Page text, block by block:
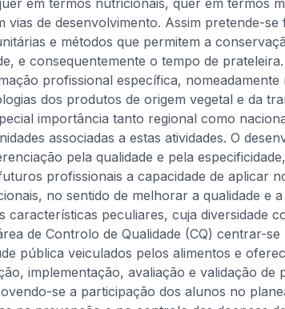
em termos nutricionais, quer em termos
vias de desenvolvimento. Assim pretende-
e métodos que permitem a
e consequentemente o tempo de
profissional específica, nomeadamente
dos produtos de origem vegetal e da
importância tanto regional como
associadas a estas atividades. O
pela qualidade e pela
profissionais a capacidade de aplicar
no sentido de melhorar a qualidade e
características peculiares, cuja diversidade
de Controlo de Qualidade (CQ) centrar-se
pública veiculados pelos alimentos e
implementação, avaliação e validação de
se a participação dos alunos no